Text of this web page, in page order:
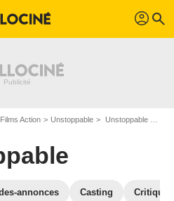
profil search
Films Action Unstoppable Unstoppable en DVD Blu Ray
annonces Casting